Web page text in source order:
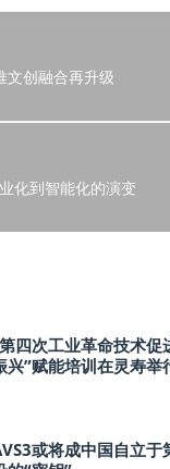
文创融合再升级
化到智能化的演变
四次工业革命技术促
兴”赋能培训在灵寿举
或将成中国自立于